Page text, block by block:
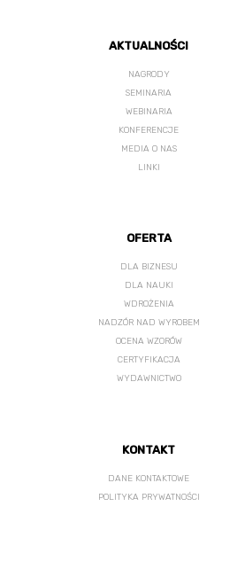
AKTUALNOŚCI
NAGRODY
SEMINARIA
WEBINARIA
KONFERENCJE
MEDIA O NAS
LINKI
OFERTA
DLA BIZNESU
DLA NAUKI
WDROŻENIA
NADZÓR NAD WYROBEM
OCENA WZORÓW
CERTYFIKACJA
WYDAWNICTWO
KONTAKT
DANE KONTAKTOWE
POLITYKA PRYWATNOŚCI